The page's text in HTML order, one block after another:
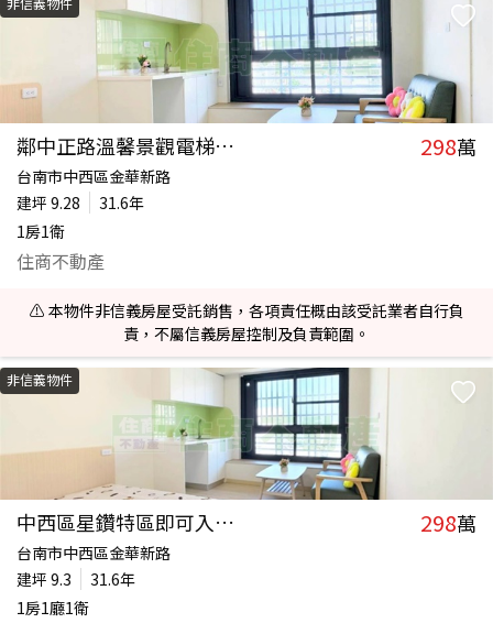
鄰中正路溫馨景觀電梯套房 298萬
台南市中西區金華新路
建坪 9.28
31.6年
1房1衛
住商不動產
⚠️ 本物件非信義房屋受託銷售，各項責任概由該受託業者自行負
責，不屬信義房屋控制及負責範圍。
非信義物件
中西區星鑽特區即可入住套房 298萬
台南市中西區金華新路
建坪 9.3
31.6年
1房1廳1衛